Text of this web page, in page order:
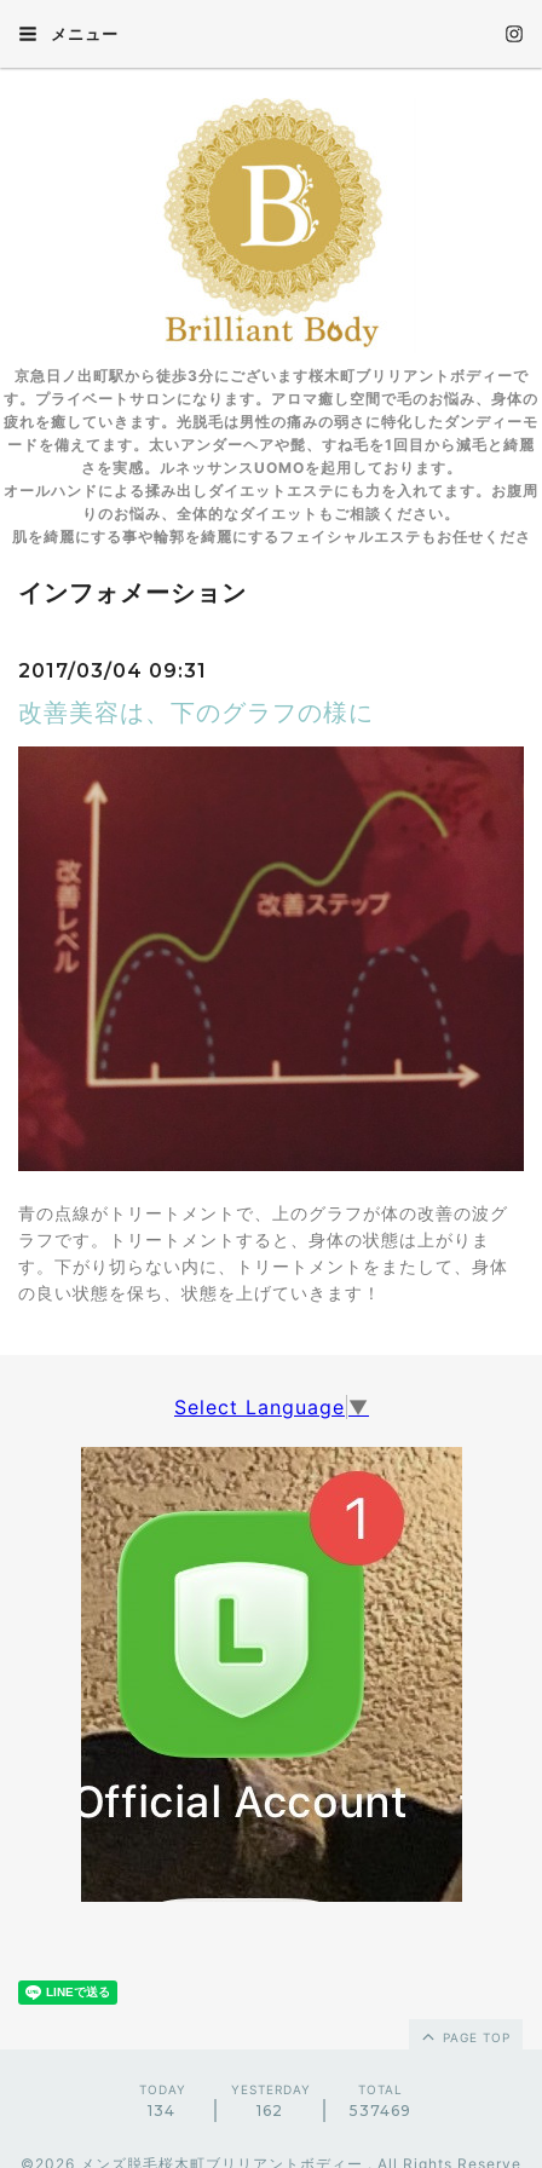
メニュー
京急日ノ出町駅から徒歩3分にございます桜木町ブリリアントボディーで
す。プライベートサロンになります。アロマ癒し空間で毛のお悩み、身体の
疲れを癒していきます。光脱毛は男性の痛みの弱さに特化したダンディーモ
ードを備えてます。太いアンダーヘアや髭、すね毛を1回目から減毛と綺麗
さを実感。ルネッサンスUOMOを起用しております。
オールハンドによる揉み出しダイエットエステにも力を入れてます。お腹周
りのお悩み、全体的なダイエットもご相談ください。
肌を綺麗にする事や輪郭を綺麗にするフェイシャルエステもお任せくださ
インフォメーション
2017/03/04 09:31
改善美容は、下のグラフの様に
青の点線がトリートメントで、上のグラフが体の改善の波グ
ラフです。トリートメントすると、身体の状態は上がりま
す。下がり切らない内に、トリートメントをまたして、身体
の良い状態を保ち、状態を上げていきます！
Select Language ▼
PAGE TOP
TODAY
134
YESTERDAY
162
TOTAL
537469
©2026 メンズ脱毛桜木町ブリリアントボディー . All Rights Reserve